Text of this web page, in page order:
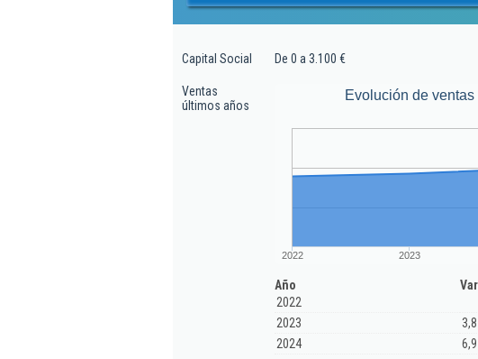
Capital Social De 0 a 3.100 €
Ventas
últimos años
Evolución de ventas
2022 2023
Año
2022
2023
2024
6,9